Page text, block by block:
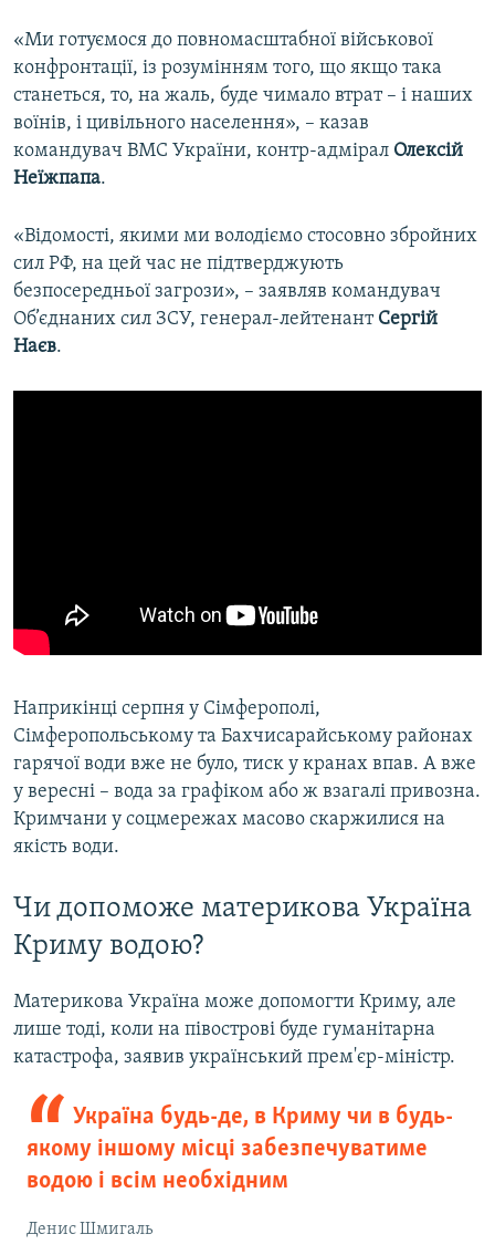
«Ми готуємося до повномасштабної військової
конфронтації, із розумінням того, що якщо така
станеться, то, на жаль, буде чимало втрат – і наших
воїнів, і цивільного населення», – казав
командувач ВМС України, контр-адмірал Олексій
Неїжпапа.
«Відомості, якими ми володіємо стосовно збройних
сил РФ, на цей час не підтверджують
безпосередньої загрози», – заявляв командувач
Об’єднаних сил ЗСУ, генерал-лейтенантСергій
Наєв.
Наприкінці серпня у Сімферополі,
Сімферопольському та Бахчисарайському районах
гарячої води вже не було, тиск у кранах впав. А вже
у вересні – вода за графіком або ж взагалі привозна.
Кримчани у соцмережах масово скаржилися на
якість води.
Чи допоможе материкова Україна
Криму водою?
Материкова Україна може допомогти Криму, але
лише тоді, коли на півострові буде гуманітарна
катастрофа, заявив український прем'єр-міністр.
Україна будь-де, в Криму чи в будь-
якому іншому місці забезпечуватиме
водою і всім необхідним
Денис Шмигаль